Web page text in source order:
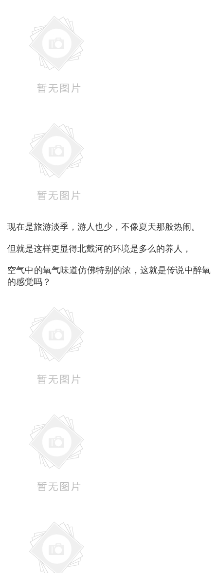
现在是旅游淡季，游人也少，不像夏天那般热闹。
但就是这样更显得北戴河的环境是多么的养人，
空气中的氧气味道仿佛特别的浓，这就是传说中醉氧
的感觉吗？